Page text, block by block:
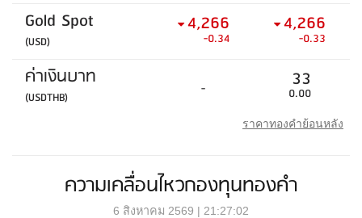
Gold Spot
(USD)
4,266
-0.34
4,266
-0.33
ค่าเงินบาท
(USDTHB) - 33
0.00
ราคาทองคำย้อนหลัง
ความเคลื่อนไหวกองทุนทองคำ
6 สิงหาคม 2569 | 21:27:02